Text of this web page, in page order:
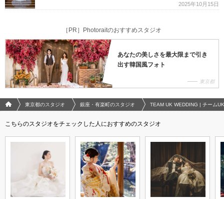
2025年10月15日
［PR］Photoraitのおすすめスタジオ
あなたの美しさを最大限まで引き
出す韓国風フォト
東京都
フォトウエディング/結婚写真のPhotorait ホーム
東京都のスタジオ 銀座・有楽町のスタジオ TEAM UK WEDDING | チームUK
こちらのスタジオをチェックした人におすすめのスタジオ